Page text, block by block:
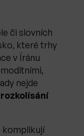
či slovních
které trhy
v Íránu
nejde
komplikují